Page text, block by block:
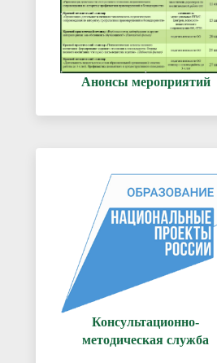
Анонсы мероприятий
Консультационно-
методическая служба